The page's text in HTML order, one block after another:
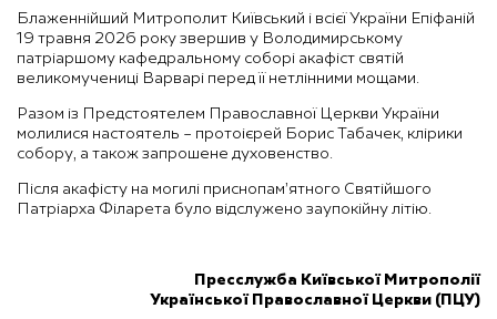
Блаженнійший Митрополит Київський і всієї України Епіфаній
19 травня 2026 року звершив у Володимирському
патріаршому кафедральному соборі акафіст святій
великомучениці Варварі перед її нетлінними мощами.
Разом із Предстоятелем Православної Церкви України
молилися настоятель – протоієрей Борис Табачек, клірики
собору, а також запрошене духовенство.
Після акафісту на могилі приснопам’ятного Святійшого
Патріарха Філарета було відслужено заупокійну літію.
Пресслужба Київської Митрополії
Української Православної Церкви (ПЦУ)